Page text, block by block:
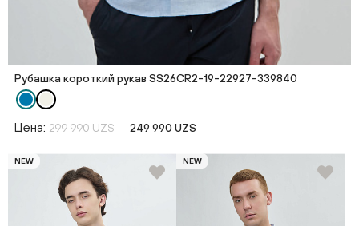
Рубашка короткий рукав SS26CR2-19-22927-339840
Цена: 299 990 UZS 249 990 UZS
NEW NEW